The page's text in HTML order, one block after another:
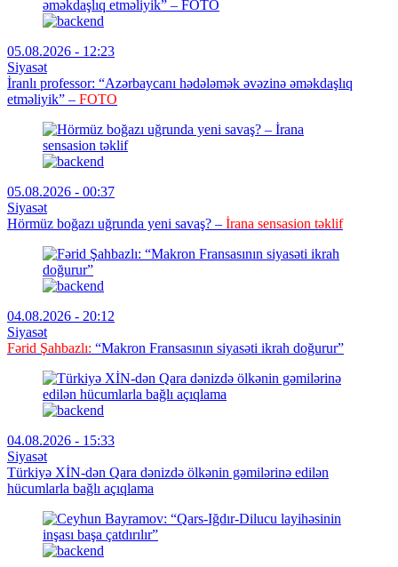
05.08.2026 - 12:23
Siyasət
İranlı professor: “Azərbaycanı hədələmək əvəzinə əməkdaşlıq
etməliyik” – FOTO
05.08.2026 - 00:37
Siyasət
Hörmüz boğazı uğrunda yeni savaş? – İrana sensasion təklif
04.08.2026 - 20:12
Siyasət
Fərid Şahbazlı: “Makron Fransasının siyasəti ikrah doğurur”
04.08.2026 - 15:33
Siyasət
Türkiyə XİN-dən Qara dənizdə ölkənin gəmilərinə edilən
hücumlarla bağlı açıqlama